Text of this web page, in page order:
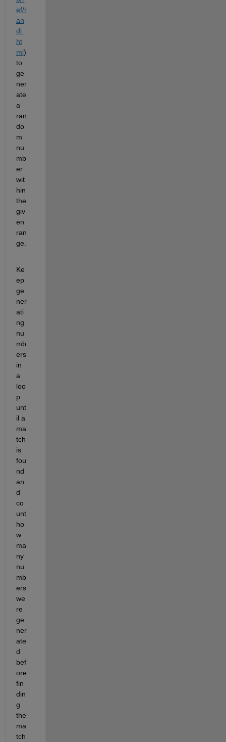
ef/r
an
di.
ht
ml)
to
ge
ner
ate
a
ran
do
m
nu
mb
er
wit
hin
the
giv
en
ran
Ke
ep
ge
ner
ati
ng
nu
mb
ers
in
a
loo
p
unt
il a
ma
tch
is
fou
nd
an
d
co
unt
ho
w
ma
ny
nu
mb
ers
we
re
ge
ner
ate
d
bef
ore
fin
din
g
the
ma
tch